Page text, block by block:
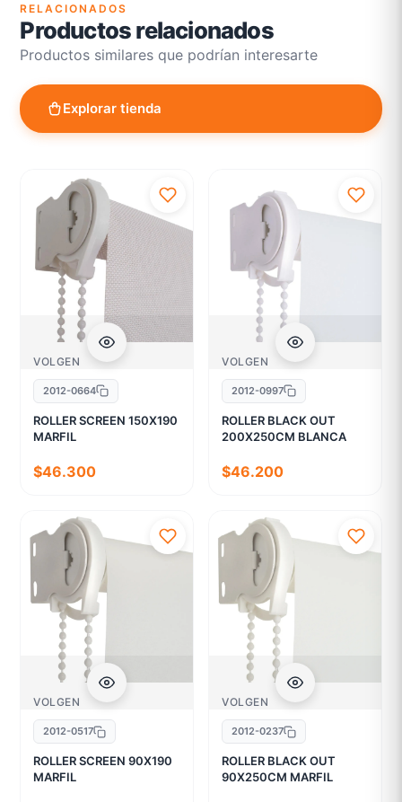
RELACIONADOS
Productos relacionados
Productos similares que podrían interesarte
Explorar tienda
VOLGEN
2012-0664
ROLLER SCREEN 150X190
MARFIL
$46.300
VOLGEN
2012-0997
ROLLER BLACK OUT
200X250CM BLANCA
$46.200
VOLGEN
2012-0517
ROLLER SCREEN 90X190
MARFIL
VOLGEN
2012-0237
ROLLER BLACK OUT
90X250CM MARFIL